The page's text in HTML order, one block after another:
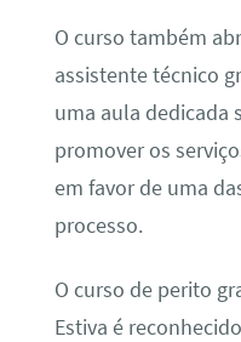
O curso também
assistente técnico
uma aula dedicada
promover os
em favor de uma
processo.
O curso de perito
Estiva é